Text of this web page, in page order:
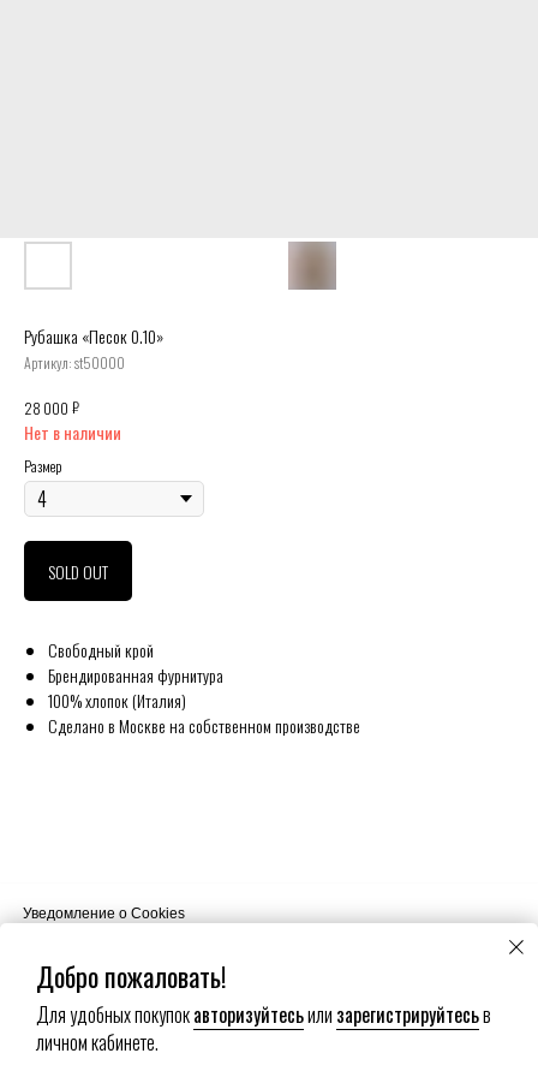
Добро пожаловать!
Для удобных покупокавторизуйтесьили зарегистрируйтесьв
личном кабинете.
Уведомление о Cookies
вы соглашаетесь на использование нами ваших файлов cookie.
Хорошо
Рубашка «Песок 0.10»
Артикул:st50000
28 000 ₽
Нет в наличии
Размер
SOLD OUT
Свободный крой
Брендированная фурнитура
100% хлопок (Италия)
Сделано в Москве на собственном производстве